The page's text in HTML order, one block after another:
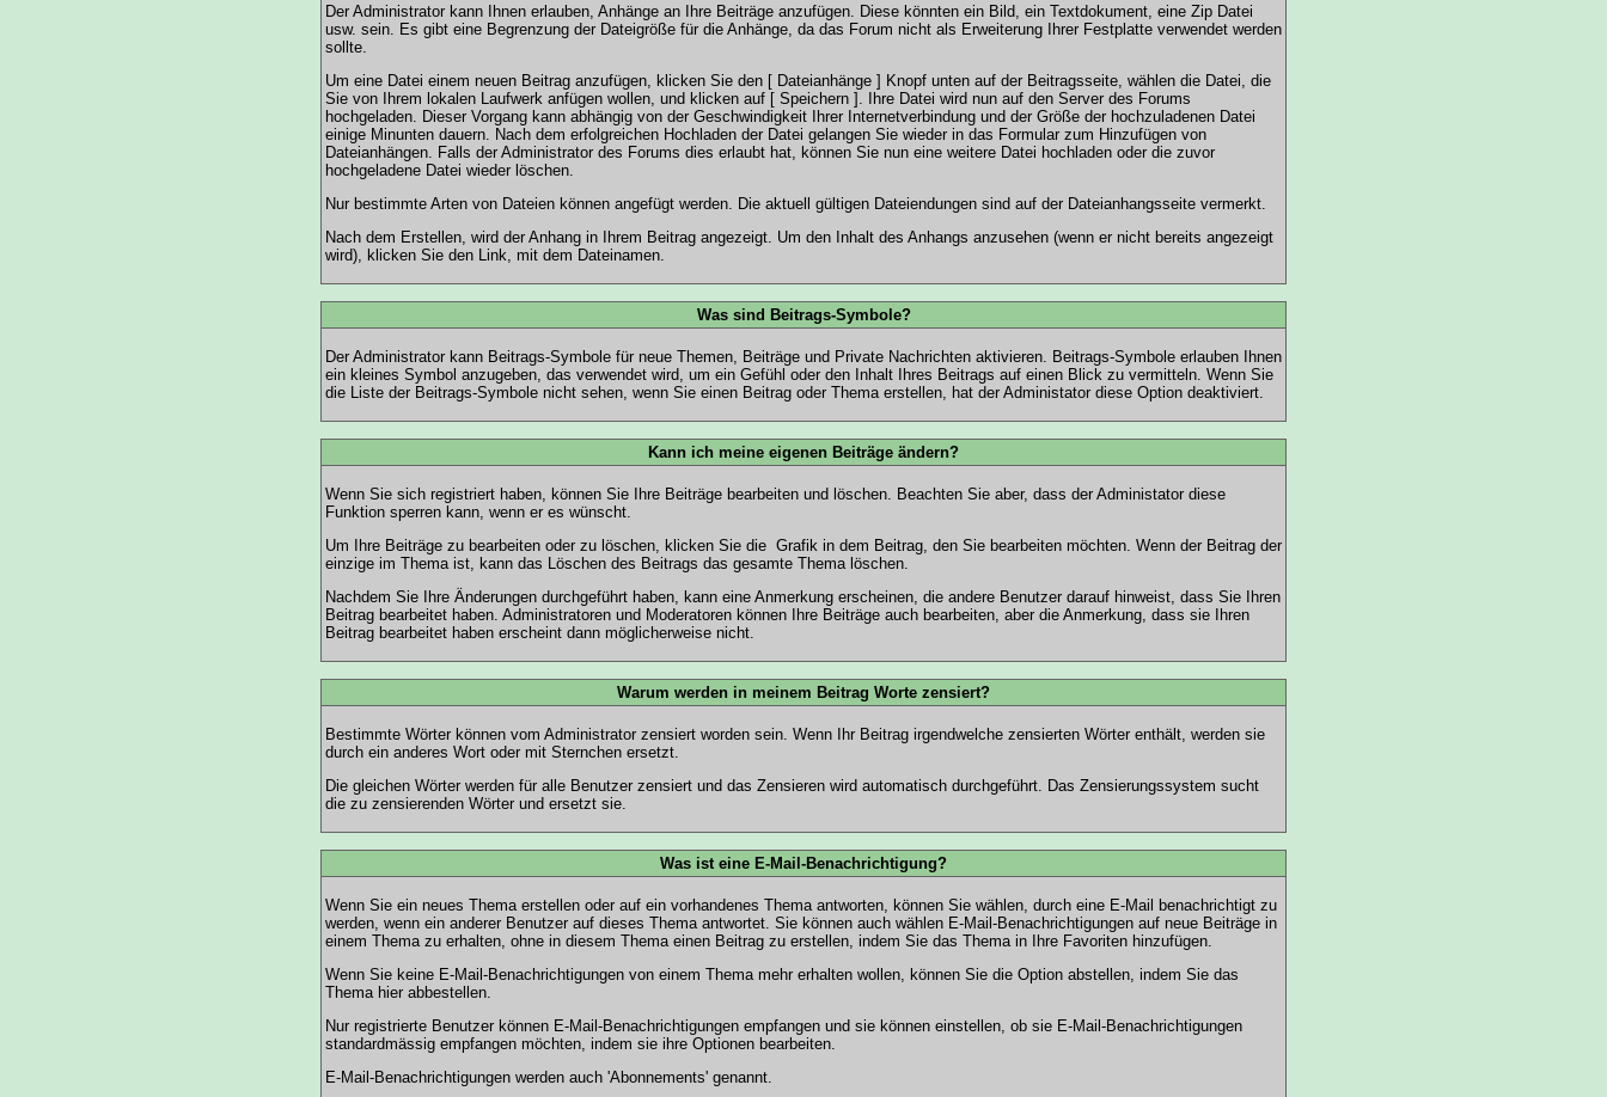
Der Administrator kann Ihnen erlauben, Anhänge an Ihre Beiträge anzufügen. Diese könnten ein Bild, ein Textdokument, eine Zip Datei
usw. sein. Es gibt eine Begrenzung der Dateigröße für die Anhänge, da das Forum nicht als Erweiterung Ihrer Festplatte verwendet werden
sollte.
Um eine Datei einem neuen Beitrag anzufügen, klicken Sie den [ Dateianhänge ] Knopf unten auf der Beitragsseite, wählen die Datei, die
Sie von Ihrem lokalen Laufwerk anfügen wollen, und klicken auf [ Speichern ]. Ihre Datei wird nun auf den Server des Forums
hochgeladen. Dieser Vorgang kann abhängig von der Geschwindigkeit Ihrer Internetverbindung und der Größe der hochzuladenen Datei
einige Minunten dauern. Nach dem erfolgreichen Hochladen der Datei gelangen Sie wieder in das Formular zum Hinzufügen von
Dateianhängen. Falls der Administrator des Forums dies erlaubt hat, können Sie nun eine weitere Datei hochladen oder die zuvor
hochgeladene Datei wieder löschen.
Nur bestimmte Arten von Dateien können angefügt werden. Die aktuell gültigen Dateiendungen sind auf der Dateianhangsseite vermerkt.
Nach dem Erstellen, wird der Anhang in Ihrem Beitrag angezeigt. Um den Inhalt des Anhangs anzusehen (wenn er nicht bereits angezeigt
wird), klicken Sie den Link, mit dem Dateinamen.
Was sind Beitrags-Symbole?
Der Administrator kann Beitrags-Symbole für neue Themen, Beiträge und Private Nachrichten aktivieren. Beitrags-Symbole erlauben Ihnen
ein kleines Symbol anzugeben, das verwendet wird, um ein Gefühl oder den Inhalt Ihres Beitrags auf einen Blick zu vermitteln. Wenn Sie
die Liste der Beitrags-Symbole nicht sehen, wenn Sie einen Beitrag oder Thema erstellen, hat der Administator diese Option deaktiviert.
Kann ich meine eigenen Beiträge ändern?
Wenn Sie sich registriert haben, können Sie Ihre Beiträge bearbeiten und löschen. Beachten Sie aber, dass der Administator diese
Funktion sperren kann, wenn er es wünscht.
Um Ihre Beiträge zu bearbeiten oder zu löschen, klicken Sie die Grafik in dem Beitrag, den Sie bearbeiten möchten. Wenn der Beitrag der
einzige im Thema ist, kann das Löschen des Beitrags das gesamte Thema löschen.
Nachdem Sie Ihre Änderungen durchgeführt haben, kann eine Anmerkung erscheinen, die andere Benutzer darauf hinweist, dass Sie Ihren
Beitrag bearbeitet haben. Administratoren und Moderatoren können Ihre Beiträge auch bearbeiten, aber die Anmerkung, dass sie Ihren
Beitrag bearbeitet haben erscheint dann möglicherweise nicht.
Warum werden in meinem Beitrag Worte zensiert?
Bestimmte Wörter können vom Administrator zensiert worden sein. Wenn Ihr Beitrag irgendwelche zensierten Wörter enthält, werden sie
durch ein anderes Wort oder mit Sternchen ersetzt.
Die gleichen Wörter werden für alle Benutzer zensiert und das Zensieren wird automatisch durchgeführt. Das Zensierungssystem sucht
die zu zensierenden Wörter und ersetzt sie.
Was ist eine E-Mail-Benachrichtigung?
Wenn Sie ein neues Thema erstellen oder auf ein vorhandenes Thema antworten, können Sie wählen, durch eine E-Mail benachrichtigt zu
werden, wenn ein anderer Benutzer auf dieses Thema antwortet. Sie können auch wählen E-Mail-Benachrichtigungen auf neue Beiträge in
einem Thema zu erhalten, ohne in diesem Thema einen Beitrag zu erstellen, indem Sie das Thema in Ihre Favoriten hinzufügen.
Wenn Sie keine E-Mail-Benachrichtigungen von einem Thema mehr erhalten wollen, können Sie die Option abstellen, indem Sie das
Thema hier abbestellen.
Nur registrierte Benutzer können E-Mail-Benachrichtigungen empfangen und sie können einstellen, ob sie E-Mail-Benachrichtigungen
standardmässig empfangen möchten, indem sie ihre Optionen bearbeiten.
E-Mail-Benachrichtigungen werden auch 'Abonnements' genannt.